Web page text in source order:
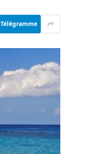
Télégramme